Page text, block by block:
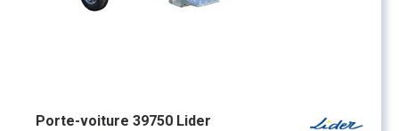
Porte-voiture 39750 Lider